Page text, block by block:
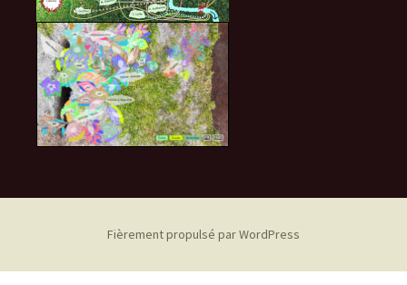
Fièrement propulsé par WordPress